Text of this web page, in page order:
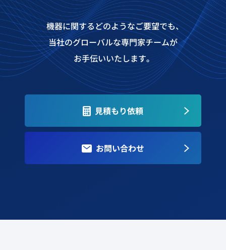
機器に関するどのようなご要望でも、
当社のグローバルな専門家チームが
お手伝いいたします。
見積もり依頼
お問い合わせ